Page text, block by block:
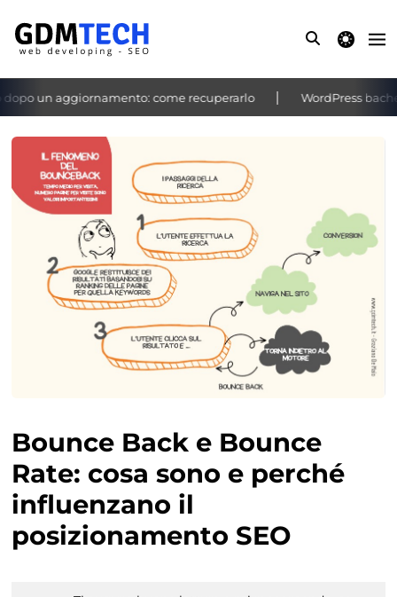
theme
un aggiornamento: come recuperarlo WordPress
‹ ›
Bounce Back e Bounce
Rate: cosa sono e perché
influenzano il
posizionamento SEO